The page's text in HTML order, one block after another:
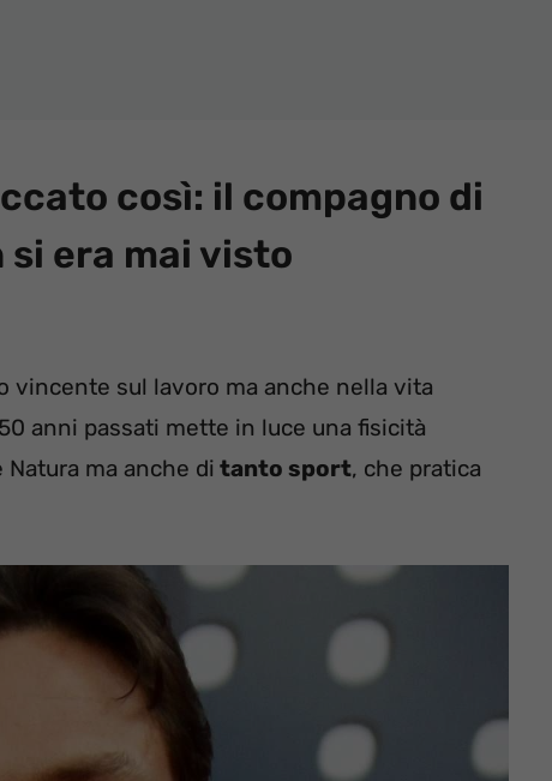
così: il compagno di
si era mai visto
vincente sul lavoro ma anche nella vita
anni passati mette in luce una fisicità
ma anche di tanto sport, che pratica